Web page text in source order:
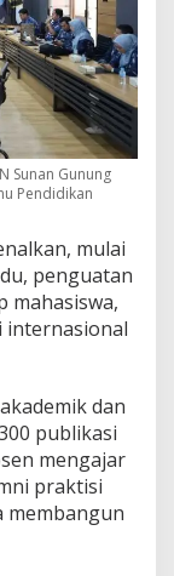
Sunan Gunung
Pendidikan
mulai
penguatan
mahasiswa,
internasional
dan
publikasi
mengajar
praktisi
membangun